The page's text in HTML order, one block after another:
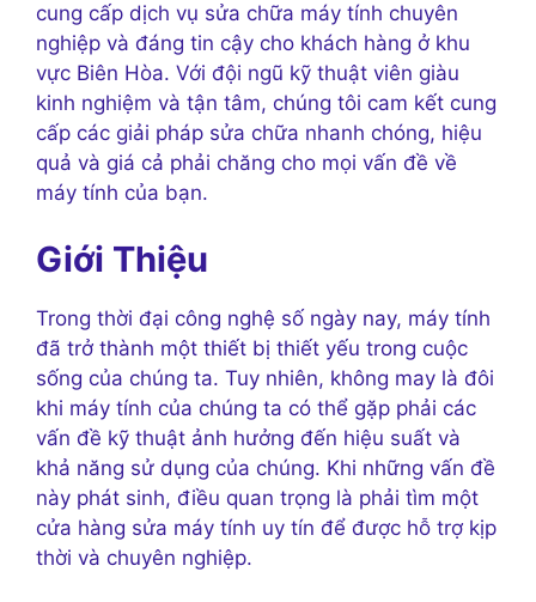
cung cấp dịch vụ sửa chữa máy tính chuyên
nghiệp và đáng tin cậy cho khách hàng ở khu
vực Biên Hòa. Với đội ngũ kỹ thuật viên giàu
kinh nghiệm và tận tâm, chúng tôi cam kết cung
cấp các giải pháp sửa chữa nhanh chóng, hiệu
quả và giá cả phải chăng cho mọi vấn đề về
máy tính của bạn.
Giới Thiệu
Trong thời đại công nghệ số ngày nay, máy tính
đã trở thành một thiết bị thiết yếu trong cuộc
sống của chúng ta. Tuy nhiên, không may là đôi
khi máy tính của chúng ta có thể gặp phải các
vấn đề kỹ thuật ảnh hưởng đến hiệu suất và
khả năng sử dụng của chúng. Khi những vấn đề
này phát sinh, điều quan trọng là phải tìm một
cửa hàng sửa máy tính uy tín để được hỗ trợ kịp
thời và chuyên nghiệp.